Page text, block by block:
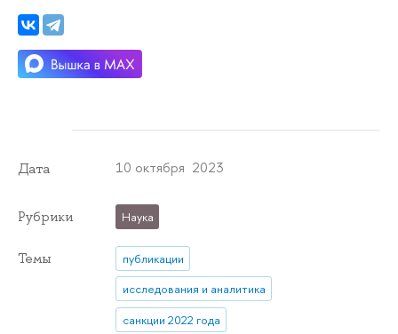
Дата 10 октября 2023
Рубрики Наука
Темы
публикации
исследования и аналитика
санкции 2022 года